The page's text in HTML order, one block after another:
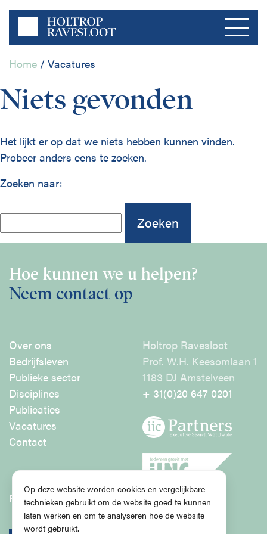
Home / Vacatures
Menu
Home
Over ons
Bedrijfsleven
Publieke Sector
Contact
Disciplines
Holtrop Ravesloot
Prof. W.H. Keesomlaan 1
1183 DJ Amstelveen
+ 31 (0)20 647 0201
Niets gevonden
Het lijkt er op dat we niets hebben kunnen vinden.
Probeer anders eens te zoeken.
Zoeken naar:
Hoe kunnen we u helpen?
Neem contact op
Over ons
Bedrijfsleven
Publieke sector
Disciplines
Publicaties
Vacatures
Contact
Holtrop Ravesloot
Prof. W.H. Keesomlaan 1
1183 DJ Amstelveen
+ 31(0)20 647 0201
Privacy Policy
Op deze website worden cookies en vergelijkbare
technieken gebruikt om de website goed te kunnen
laten werken en om te analyseren hoe de website
wordt gebruikt.